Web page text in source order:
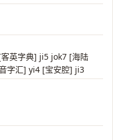
英字典] ji5 jok7 [海陆
字汇] yi4 [宝安腔] ji3